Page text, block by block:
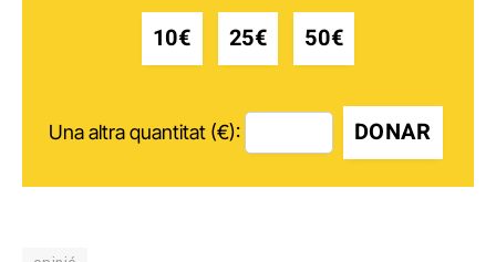
10€ 25€ 50€
Una altra quantitat (€): DONAR